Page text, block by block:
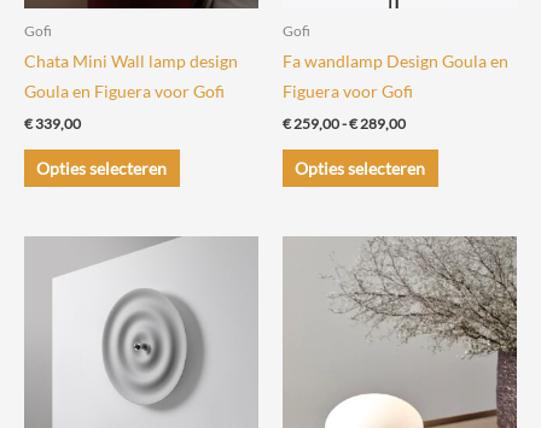
Gofi
Chata Mini Wall lamp design
Goula en Figuera voor Gofi
€339,00
Opties selecteren
Dit
product
Deze
optie
kan
gekozen
Gofi
Fa wandlamp Design Goula en
Figuera voor Gofi
€259,00-€289,00Prijsklasse:
tot
€ 289,00
Opties selecteren
Dit
product
meerdere
variaties.
Deze
optie
kan
gekozen